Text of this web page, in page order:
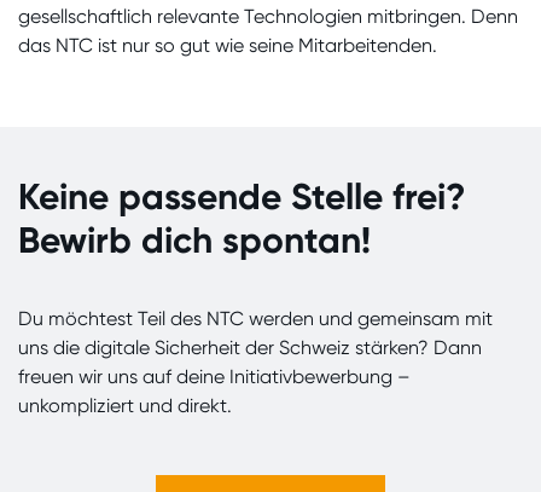
gesellschaftlich relevante Technologien mitbringen. Denn
das NTC ist nur so gut wie seine Mitarbeitenden.
Keine passende Stelle frei?
Bewirb dich spontan!
Du möchtest Teil des NTC werden und gemeinsam mit
uns die digitale Sicherheit der Schweiz stärken? Dann
freuen wir uns auf deine Initiativbewerbung –
unkompliziert und direkt.